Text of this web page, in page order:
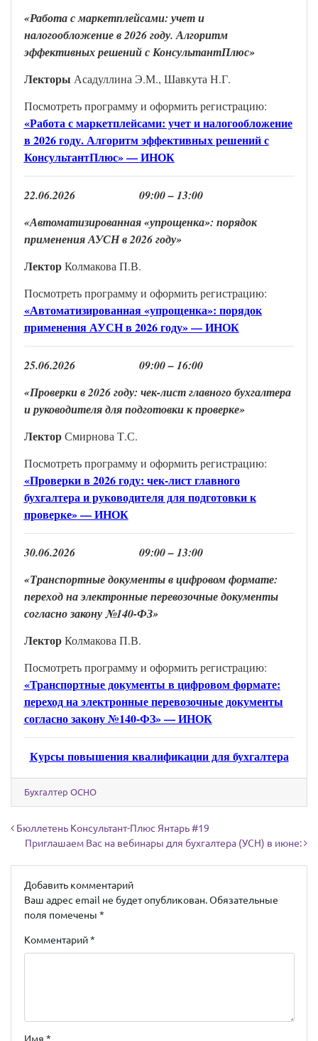
«Работа с маркетплейсами: учет и
налогообложение в 2026 году. Алгоритм
эффективных решений с КонсультантПлюс»
Лекторы Асадуллина Э.М., Шавкута Н.Г.
Посмотреть программу и оформить регистрацию:
«Работа с маркетплейсами: учет и налогообложение
в 2026 году. Алгоритм эффективных решений с
КонсультантПлюс» — ИНОК
22.06.2026 09:00 –13:00
«Автоматизированная «упрощенка»: порядок
применения АУСН в 2026 году»
ЛекторКолмакова П.В.
Посмотреть программу и оформить регистрацию:
«Автоматизированная «упрощенка»: порядок
применения АУСН в 2026 году» — ИНОК
25.06.2026 09:00 –16:00
«Проверки в 2026 году: чек-лист главного бухгалтера
и руководителя для подготовки к проверке»
Лектор Смирнова Т.С.
Посмотреть программу и оформить регистрацию:
«Проверки в 2026 году: чек-лист главного
бухгалтера и руководителя для подготовки к
проверке» — ИНОК
30.06.2026 09:00 –13:00
«Транспортные документы в цифровом формате:
переход на электронные перевозочные документы
согласно закону №140-ФЗ»
ЛекторКолмакова П.В.
Посмотреть программу и оформить регистрацию:
«Транспортные документы в цифровом формате:
переход на электронные перевозочные документы
согласно закону №140-ФЗ» — ИНОК
Курсы повышения квалификации для бухгалтера
Бухгалтер ОСНО
Навигация по записям
Бюллетень Консультант-Плюс Янтарь #19
Приглашаем Вас на вебинары для бухгалтера (УСН) в июне:
Добавить комментарий
Ваш адрес email не будет опубликован. Обязательные
поля помечены *
Комментарий*
Имя *